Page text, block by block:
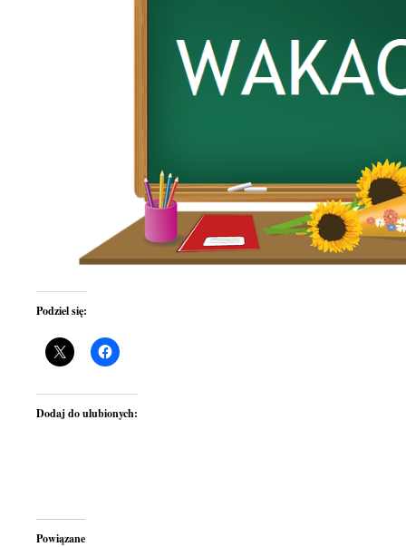
Podziel się:
Dodaj do ulubionych:
Powiązane